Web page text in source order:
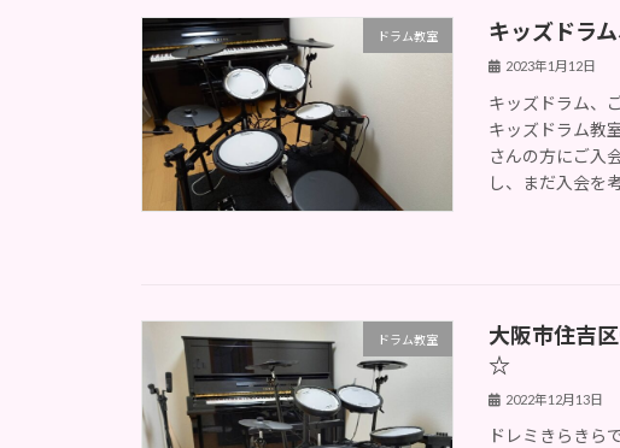
ドラム教室 キッズドラ
2023年1月12日
キッズドラム、
キッズドラム教
さんの方にご入
し、まだ入会を
ドラム教室
大阪市住吉
☆
2022年12月13日
ドレミきらきら